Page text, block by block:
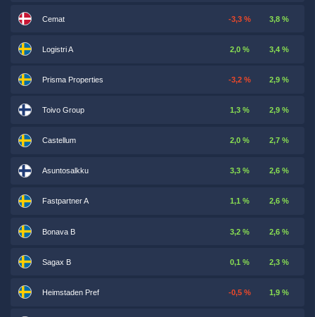
Cemat -3,3 % 3,8 %
Logistri A 2,0 % 3,4 %
Prisma Properties -3,2 % 2,9 %
Toivo Group 1,3 % 2,9 %
Castellum 2,0 % 2,7 %
Asuntosalkku 3,3 % 2,6 %
Fastpartner A 1,1 % 2,6 %
Bonava B 3,2 % 2,6 %
Sagax B 0,1 % 2,3 %
Heimstaden Pref -0,5 % 1,9 %